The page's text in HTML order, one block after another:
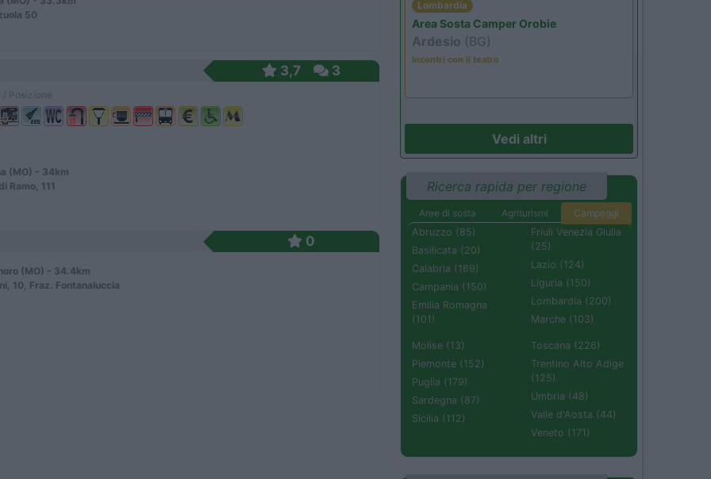
50
3,7 3
(MO) - 34km
Ramo, 111
0
(MO) - 34.4km
10, Fraz. Fontanaluccia
Lombardia
Area Sosta Camper Orobie
Ardesio (BG)
Incontri con il teatro
Vedi altri
Ricerca rapida per regione
Aree di sosta Agriturismi
Campeggi
Abruzzo (85)
Basilicata (20)
Calabria (169)
Campania (150)
Emilia Romagna
(101)
Friuli Venezia Giulia
(25)
Lazio (124)
Liguria (150)
Lombardia (200)
Marche (103)
Molise (13)
Piemonte (152)
Puglia (179)
Sardegna (87)
Sicilia (112)
Toscana (226)
Trentino Alto Adige
(125)
Umbria (48)
Valle d'Aosta (44)
Veneto (171)